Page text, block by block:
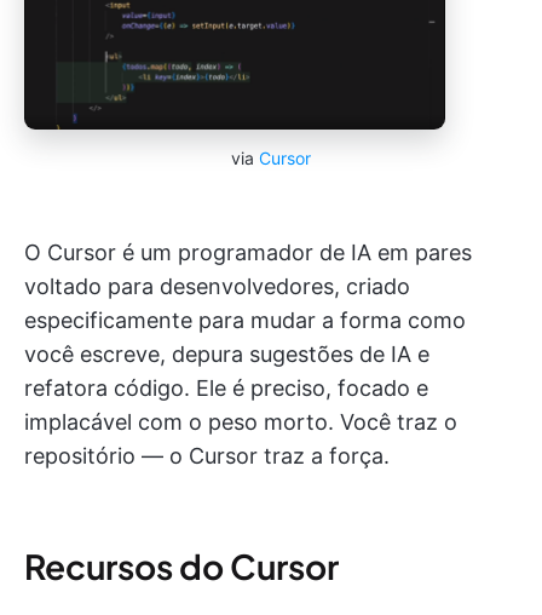
via Cursor
O Cursor é um programador de IA em pares
voltado para desenvolvedores, criado
especificamente para mudar a forma como
você escreve, depura sugestões de IA e
refatora código. Ele é preciso, focado e
implacável com o peso morto. Você traz o
repositório — o Cursor traz a força.
Recursos do Cursor